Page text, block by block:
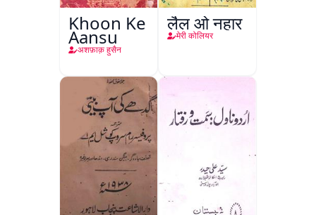
Khoon Ke
Aansu
अशफ़ाक़ हुसैन
लैल ओ नहार
मेरी कोलियर